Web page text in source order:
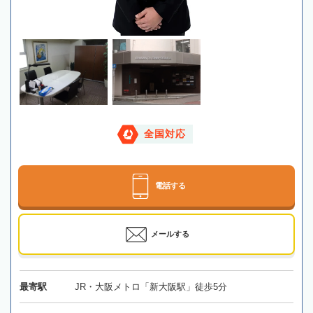
全国対応
電話する
メールする
最寄駅 JR・大阪メトロ「新大阪駅」徒歩5分